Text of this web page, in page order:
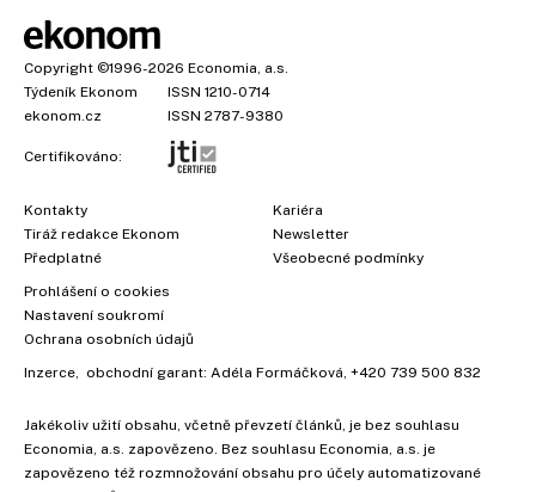
Copyright ©1996-2026 Economia, a.s.
Týdeník Ekonom
ISSN 1210-0714
ekonom.cz
ISSN 2787-9380
Certifikováno:
Kontakty
Tiráž redakce Ekonom
Předplatné
Kariéra
Newsletter
Všeobecné podmínky
Prohlášení o cookies
Nastavení soukromí
Ochrana osobních údajů
Inzerce, obchodní garant: Adéla Formáčková, +420 739 500 832
Jakékoliv užití obsahu, včetně převzetí článků, je bez souhlasu
Economia, a.s. zapovězeno. Bez souhlasu Economia, a.s. je
zapovězeno též rozmnožování obsahu pro účely automatizované